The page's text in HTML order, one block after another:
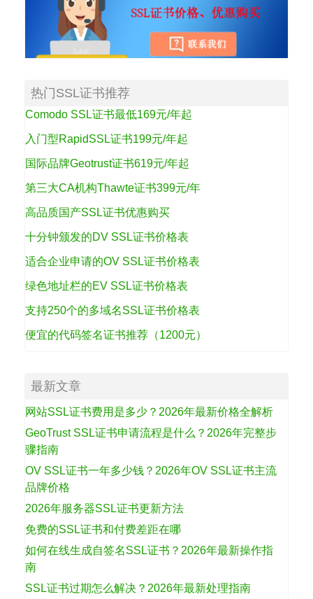
热门SSL证书推荐
Comodo SSL证书最低169元/年起
入门型RapidSSL证书199元/年起
国际品牌Geotrust证书619元/年起
第三大CA机构Thawte证书399元/年
高品质国产SSL证书优惠购买
十分钟颁发的DV SSL证书价格表
适合企业申请的OV SSL证书价格表
绿色地址栏的EV SSL证书价格表
支持250个的多域名SSL证书价格表
便宜的代码签名证书推荐（1200元）
最新文章
网站SSL证书费用是多少？2026年最新价格全解析
GeoTrust SSL证书申请流程是什么？2026年完整步
骤指南
OV SSL证书一年多少钱？2026年OV SSL证书主流
品牌价格
2026年服务器SSL证书更新方法
免费的SSL证书和付费差距在哪
如何在线生成自签名SSL证书？2026年最新操作指
南
SSL证书过期怎么解决？2026年最新处理指南